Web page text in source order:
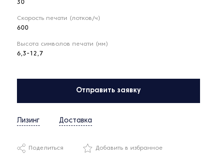
30
Скорость печати (лотков/ч)
600
Высота символов печати (мм)
6,3-12,7
Отправить заявку
Лизинг Доставка
Поделиться Добавить в избранное